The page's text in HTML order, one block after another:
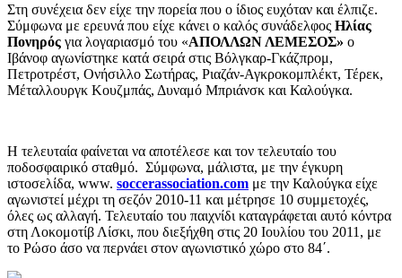
Στη συνέχεια δεν είχε την πορεία που ο ίδιος ευχόταν και έλπιζε.
Σύμφωνα με ερευνά που είχε κάνει ο καλός συνάδελφος Ηλίας
Πονηρός για λογαριασμό του «ΑΠΟΛΛΩΝ ΛΕΜΕΣΟΣ» ο
Ιβάνοφ αγωνίστηκε κατά σειρά στις Βόλγκαρ-Γκάζπρομ,
Πετροτρέστ, Ονήσιλλο Σωτήρας, Ριαζάν-Αγκροκομπλέκτ, Τέρεκ,
Μέταλλουργκ Κουζμπάς, Δυναμό Μπριάνσκ και Καλούγκα.
Η τελευταία φαίνεται να αποτέλεσε και τον τελευταίο του
ποδοσφαιρικό σταθμό. Σύμφωνα, μάλιστα, με την έγκυρη
ιστοσελίδα, www. soccerassociation.com με την Καλούγκα είχε
αγωνιστεί μέχρι τη σεζόν 2010-11 και μέτρησε 10 συμμετοχές,
όλες ως αλλαγή. Τελευταίο του παιχνίδι καταγράφεται αυτό κόντρα
στη Λοκομοτίβ Λίσκι, που διεξήχθη στις 20 Ιουλίου του 2011, με
το Ρώσο άσο να περνάει στον αγωνιστικό χώρο στο 84΄.